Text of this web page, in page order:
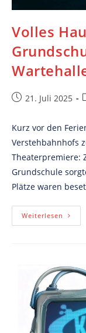
Volles
Post21. Juli 2025
Kurz vor den
Verstehbahnhofs
Theaterpremiere:
Grundschule
Plätze waren
Weiterlesen Volles
Haus,
In
Der